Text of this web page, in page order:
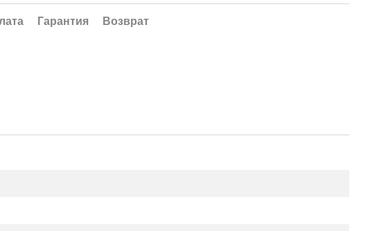
Гарантия Возврат